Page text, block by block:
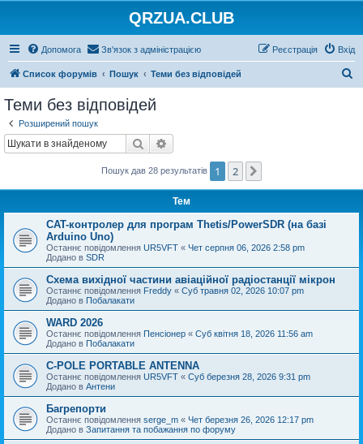
QRZUA.CLUB
Допомога Зв'язок з адміністрацією Вхід
Реєстрація
Список форумів Пошук Теми без відповідей
Теми без відповідей
Розширений пошук
Пошук
Пошук дав 28 результатів 1 2
Тем
CAT-контролер для програм Thetis/PowerSDR (на базі
Arduino Uno)
Останнє повідомлення UR5VFT « Чет серпня 06, 2026 2:58 pm
Додано в SDR
Схема вихідної частини авіаційної радіостанції мікрон
Останнє повідомлення Freddy « Суб травня 02, 2026 10:07 pm
Додано в Побалакати
WARD 2026
Останнє повідомлення Пенсіонер « Суб квітня 18, 2026 11:56 am
Додано в Побалакати
C-POLE PORTABLE ANTENNA
Останнє повідомлення UR5VFT « Суб березня 28, 2026 9:31 pm
Додано в Антени
Багрепорти
Останнє повідомлення serge_m « Чет березня 26, 2026 12:17 pm
Додано в Запитання та побажання по форуму